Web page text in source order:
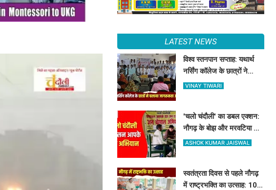
LATEST NEWS
विश्व स्तनपान सप्ताह: यथार्थ
नर्सिंग कॉलेज के छात्रों ने
चलाया जागरूकता अभियान,
VINAY TIWARI
'चलो चंदौली' का डबल एक्शन:
नौगढ़ के बोझ और मरवटिया गांव
पहुंचे अफसर, चौपाल में सुनीं
ASHOK KUMAR JAISWAL
स्वतंत्रता दिवस से पहले नौगढ़
में राष्ट्रभक्ति का उत्साह: 10 से